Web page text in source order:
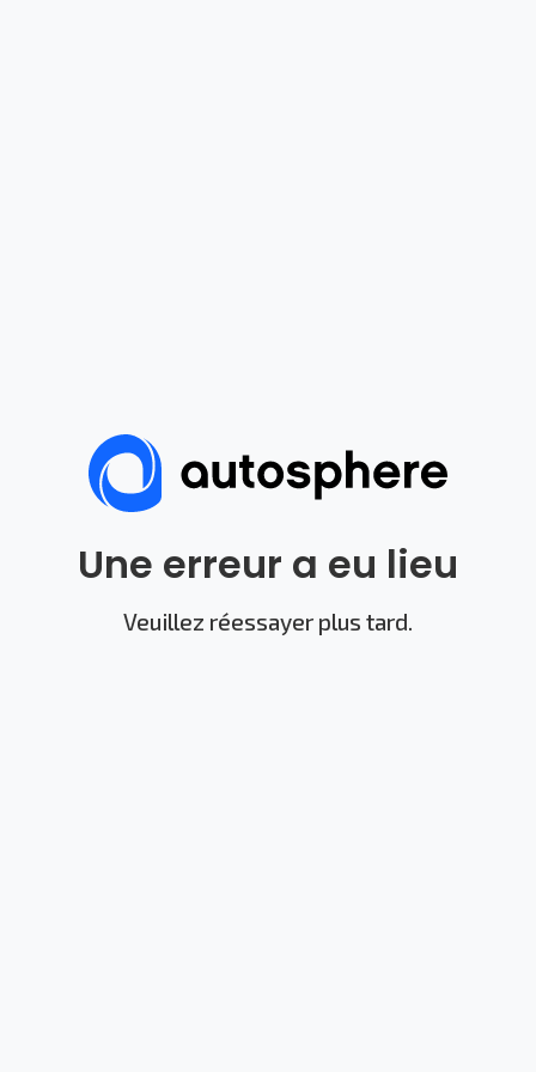
Une erreur a eu lieu
Veuillez réessayer plus tard.